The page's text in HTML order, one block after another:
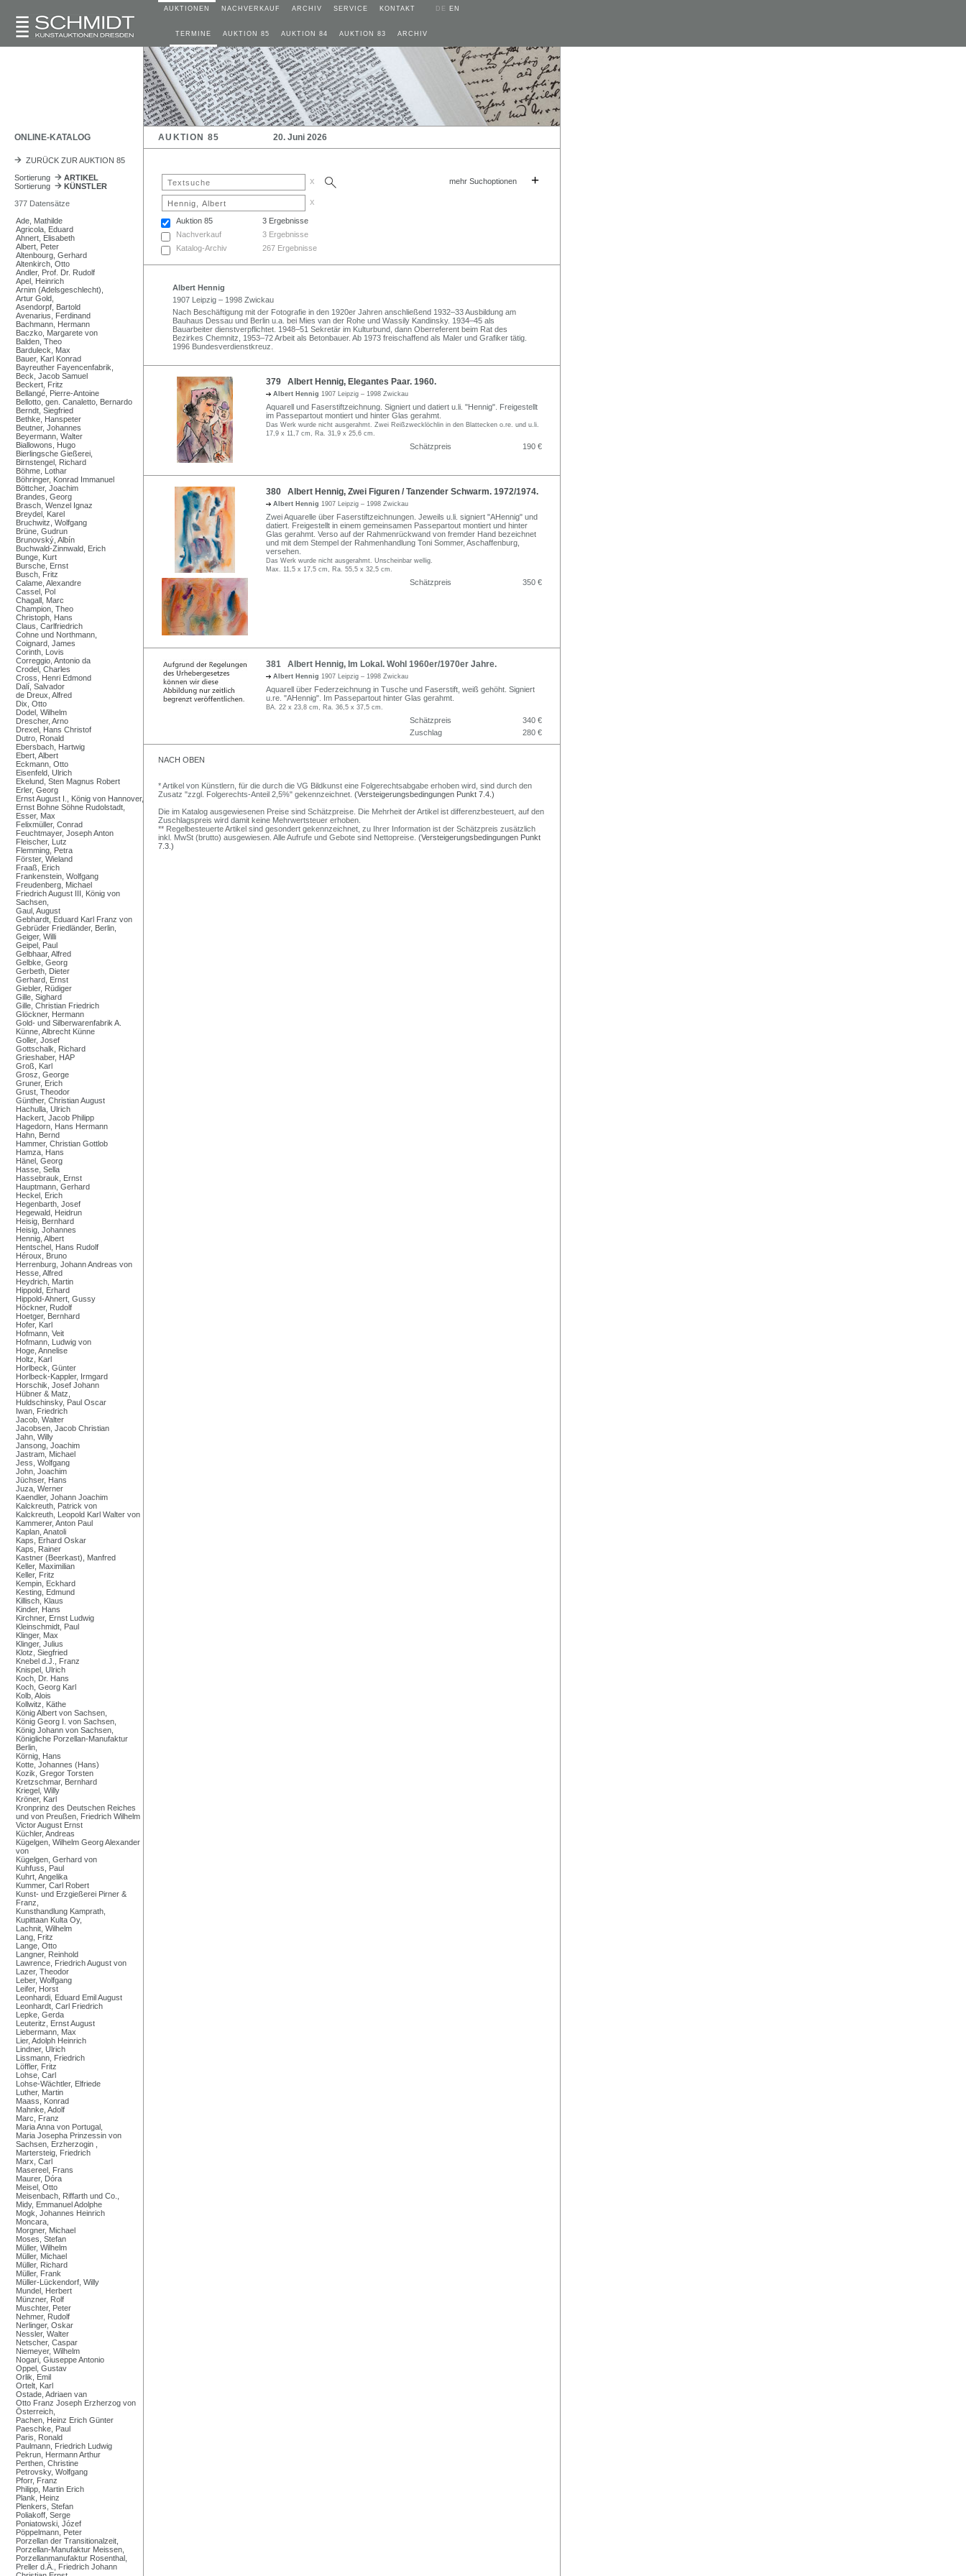
AUKTIONEN NACHVERKAUF ARCHIV SERVICE KONTAKT DE EN
TERMINE AUKTION 85 AUKTION 84 AUKTION 83 ARCHIV
ONLINE-KATALOG AUKTION 85 20. Juni 2026
ZURÜCK ZUR AUKTION 85
Sortierung
ARTIKEL
Sortierung
KÜNSTLER
377 Datensätze
Ade, Mathilde
Agricola, Eduard
Ahnert, Elisabeth
Albert, Peter
Altenbourg, Gerhard
Altenkirch, Otto
Andler, Prof. Dr. Rudolf
Apel, Heinrich
Arnim (Adelsgeschlecht),
Artur Gold,
Asendorpf, Bartold
Avenarius, Ferdinand
Bachmann, Hermann
Baczko, Margarete von
Balden, Theo
Barduleck, Max
Bauer, Karl Konrad
Bayreuther Fayencenfabrik,
Beck, Jacob Samuel
Beckert, Fritz
Bellangé, Pierre-Antoine
Bellotto, gen. Canaletto, Bernardo
Berndt, Siegfried
Bethke, Hanspeter
Beutner, Johannes
Beyermann, Walter
Biallowons, Hugo
Bierlingsche Gießerei,
Birnstengel, Richard
Böhme, Lothar
Böhringer, Konrad Immanuel
Böttcher, Joachim
Brandes, Georg
Brasch, Wenzel Ignaz
Breydel, Karel
Bruchwitz, Wolfgang
Brüne, Gudrun
Brunovský, Albín
Buchwald-Zinnwald, Erich
Bunge, Kurt
Bursche, Ernst
Busch, Fritz
Calame, Alexandre
Cassel, Pol
Chagall, Marc
Champion, Theo
Christoph, Hans
Claus, Carlfriedrich
Cohne und Northmann,
Coignard, James
Corinth, Lovis
Correggio, Antonio da
Crodel, Charles
Cross, Henri Edmond
Dalí, Salvador
de Dreux, Alfred
Dix, Otto
Dodel, Wilhelm
Drescher, Arno
Drexel, Hans Christof
Dutro, Ronald
Ebersbach, Hartwig
Ebert, Albert
Eckmann, Otto
Eisenfeld, Ulrich
Ekelund, Sten Magnus Robert
Erler, Georg
Ernst August I., König von Hannover,
Ernst Bohne Söhne Rudolstadt,
Esser, Max
Felixmüller, Conrad
Feuchtmayer, Joseph Anton
Fleischer, Lutz
Flemming, Petra
Förster, Wieland
Fraaß, Erich
Frankenstein, Wolfgang
Freudenberg, Michael
Friedrich August III, König von
Sachsen,
Gaul, August
Gebhardt, Eduard Karl Franz von
Gebrüder Friedländer, Berlin,
Geiger, Willi
Geipel, Paul
Gelbhaar, Alfred
Gelbke, Georg
Gerbeth, Dieter
Gerhard, Ernst
Giebler, Rüdiger
Gille, Sighard
Gille, Christian Friedrich
Glöckner, Hermann
Gold- und Silberwarenfabrik A.
Künne, Albrecht Künne
Goller, Josef
Gottschalk, Richard
Grieshaber, HAP
Groß, Karl
Grosz, George
Gruner, Erich
Grust, Theodor
Günther, Christian August
Hachulla, Ulrich
Hackert, Jacob Philipp
Hagedorn, Hans Hermann
Hahn, Bernd
Hammer, Christian Gottlob
Hamza, Hans
Hänel, Georg
Hasse, Sella
Hassebrauk, Ernst
Hauptmann, Gerhard
Heckel, Erich
Hegenbarth, Josef
Hegewald, Heidrun
Heisig, Bernhard
Heisig, Johannes
Hennig, Albert
Hentschel, Hans Rudolf
Héroux, Bruno
Herrenburg, Johann Andreas von
Hesse, Alfred
Heydrich, Martin
Hippold, Erhard
Hippold-Ahnert, Gussy
Höckner, Rudolf
Hoetger, Bernhard
Hofer, Karl
Hofmann, Veit
Hofmann, Ludwig von
Hoge, Annelise
Holtz, Karl
Horlbeck, Günter
Horlbeck-Kappler, Irmgard
Horschik, Josef Johann
Hübner & Matz,
Huldschinsky, Paul Oscar
Iwan, Friedrich
Jacob, Walter
Jacobsen, Jacob Christian
Jahn, Willy
Jansong, Joachim
Jastram, Michael
Jess, Wolfgang
John, Joachim
Jüchser, Hans
Juza, Werner
Kaendler, Johann Joachim
Kalckreuth, Patrick von
Kalckreuth, Leopold Karl Walter von
Kammerer, Anton Paul
Kaplan, Anatoli
Kaps, Erhard Oskar
Kaps, Rainer
Kastner (Beerkast), Manfred
Keller, Maximilian
Keller, Fritz
Kempin, Eckhard
Kesting, Edmund
Killisch, Klaus
Kinder, Hans
Kirchner, Ernst Ludwig
Kleinschmidt, Paul
Klinger, Max
Klinger, Julius
Klotz, Siegfried
Knebel d.J., Franz
Knispel, Ulrich
Koch, Dr. Hans
Koch, Georg Karl
Kolb, Alois
Kollwitz, Käthe
König Albert von Sachsen,
König Georg I. von Sachsen,
König Johann von Sachsen,
Königliche Porzellan-Manufaktur
Berlin,
Körnig, Hans
Kotte, Johannes (Hans)
Kozik, Gregor Torsten
Kretzschmar, Bernhard
Kriegel, Willy
Kröner, Karl
Kronprinz des Deutschen Reiches
und von Preußen, Friedrich Wilhelm
Victor August Ernst
Küchler, Andreas
Kügelgen, Wilhelm Georg Alexander
von
Kügelgen, Gerhard von
Kuhfuss, Paul
Kuhrt, Angelika
Kummer, Carl Robert
Kunst- und Erzgießerei Pirner &
Franz,
Kunsthandlung Kamprath,
Kupittaan Kulta Oy,
Lachnit, Wilhelm
Lang, Fritz
Lange, Otto
Langner, Reinhold
Lawrence, Friedrich August von
Lazer, Theodor
Leber, Wolfgang
Leifer, Horst
Leonhardi, Eduard Emil August
Leonhardt, Carl Friedrich
Lepke, Gerda
Leuteritz, Ernst August
Liebermann, Max
Lier, Adolph Heinrich
Lindner, Ulrich
Lissmann, Friedrich
Löffler, Fritz
Lohse, Carl
Lohse-Wächtler, Elfriede
Luther, Martin
Maass, Konrad
Mahnke, Adolf
Marc, Franz
Maria Anna von Portugal,
Maria Josepha Prinzessin von
Sachsen, Erzherzogin ,
Martersteig, Friedrich
Marx, Carl
Masereel, Frans
Maurer, Dóra
Meisel, Otto
Meisenbach, Riffarth und Co.,
Midy, Emmanuel Adolphe
Mogk, Johannes Heinrich
Moncara,
Morgner, Michael
Moses, Stefan
Müller, Wilhelm
Müller, Michael
Müller, Richard
Müller, Frank
Müller-Lückendorf, Willy
Mundel, Herbert
Münzner, Rolf
Muschter, Peter
Nehmer, Rudolf
Nerlinger, Oskar
Nessler, Walter
Netscher, Caspar
Niemeyer, Wilhelm
Nogari, Giuseppe Antonio
Oppel, Gustav
Orlik, Emil
Ortelt, Karl
Ostade, Adriaen van
Otto Franz Joseph Erzherzog von
Österreich,
Pachen, Heinz Erich Günter
Paeschke, Paul
Paris, Ronald
Paulmann, Friedrich Ludwig
Pekrun, Hermann Arthur
Perthen, Christine
Petrovsky, Wolfgang
Pforr, Franz
Philipp, Martin Erich
Plank, Heinz
Plenkers, Stefan
Poliakoff, Serge
Poniatowski, Józef
Pöppelmann, Peter
Porzellan der Transitionalzeit,
Porzellan-Manufaktur Meissen,
Porzellanmanufaktur Rosenthal,
Preller d.Ä., Friedrich Johann
x mehr Suchoptionen +
x
Auktion 85
3 Ergebnisse
Nachverkauf
3 Ergebnisse
Katalog-Archiv
267 Ergebnisse
Albert Hennig
1907 Leipzig – 1998 Zwickau
Nach Beschäftigung mit der Fotografie in den 1920er Jahren anschließend 1932–33 Ausbildung am
Bauhaus Dessau und Berlin u.a. bei Mies van der Rohe und Wassily Kandinsky. 1934–45 als
Bauarbeiter dienstverpflichtet. 1948–51 Sekretär im Kulturbund, dann Oberreferent beim Rat des
Bezirkes Chemnitz, 1953–72 Arbeit als Betonbauer. Ab 1973 freischaffend als Maler und Grafiker tätig.
1996 Bundesverdienstkreuz.
379 Albert Hennig, Elegantes Paar. 1960.
Albert Hennig 1907 Leipzig – 1998 Zwickau
Aquarell und Faserstiftzeichnung. Signiert und datiert u.li. "Hennig". Freigestellt
im Passepartout montiert und hinter Glas gerahmt.
Das Werk wurde nicht ausgerahmt. Zwei Reißzwecklöchlin in den Blattecken o.re. und u.li.
17,9 x 11,7 cm, Ra. 31,9 x 25,6 cm.
Schätzpreis 190 €
380 Albert Hennig, Zwei Figuren / Tanzender Schwarm. 1972/1974.
Albert Hennig 1907 Leipzig – 1998 Zwickau
Zwei Aquarelle über Faserstiftzeichnungen. Jeweils u.li. signiert "AHennig" und
datiert. Freigestellt in einem gemeinsamen Passepartout montiert und hinter
Glas gerahmt. Verso auf der Rahmenrückwand von fremder Hand bezeichnet
und mit dem Stempel der Rahmenhandlung Toni Sommer, Aschaffenburg,
versehen.
Das Werk wurde nicht ausgerahmt. Unscheinbar wellig.
Max. 11,5 x 17,5 cm, Ra. 55,5 x 32,5 cm.
Schätzpreis 350 €
381 Albert Hennig, Im Lokal. Wohl 1960er/1970er Jahre.
Albert Hennig 1907 Leipzig – 1998 Zwickau
Aquarell über Federzeichnung in Tusche und Faserstift, weiß gehöht. Signiert
u.re. "AHennig". Im Passepartout hinter Glas gerahmt.
BA. 22 x 23,8 cm, Ra. 36,5 x 37,5 cm.
Schätzpreis
340 €
Zuschlag
280 €
NACH OBEN
* Artikel von Künstlern, für die durch die VG Bildkunst eine Folgerechtsabgabe erhoben wird, sind durch den
Zusatz "zzgl. Folgerechts-Anteil 2,5%" gekennzeichnet. (Versteigerungsbedingungen Punkt 7.4.)
Die im Katalog ausgewiesenen Preise sind Schätzpreise. Die Mehrheit der Artikel ist differenzbesteuert, auf den
Zuschlagspreis wird damit keine Mehrwertsteuer erhoben.
** Regelbesteuerte Artikel sind gesondert gekennzeichnet, zu Ihrer Information ist der Schätzpreis zusätzlich
inkl. MwSt (brutto) ausgewiesen. Alle Aufrufe und Gebote sind Nettopreise. (Versteigerungsbedingungen Punkt
7.3.)